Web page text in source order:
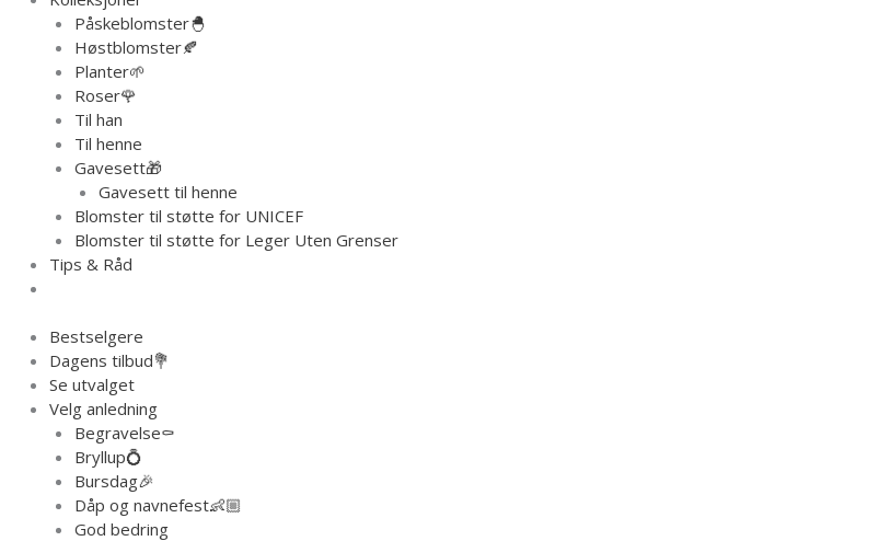
Påskeblomster🐣
Høstblomster🍂
Planter🌱
Roser🌹
Til han
Til henne
Gavesett🎁
Gavesett til henne
Blomster til støtte for UNICEF
Blomster til støtte for Leger Uten Grenser
Tips & Råd
Bestselgere
Dagens tilbud💐
Se utvalget
Velg anledning
Begravelse⚰️
Bryllup💍
Bursdag🎉
Dåp og navnefest👶🏼
God bedring